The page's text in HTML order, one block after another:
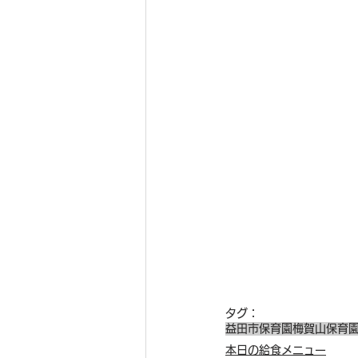
タグ：
益田市保育園 梅賀山保育園
本日の給食メニュー